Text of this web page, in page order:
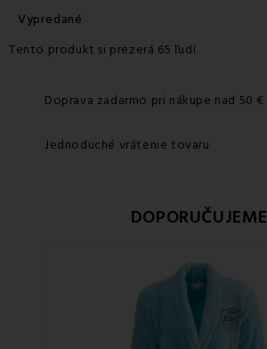
Vypredané
Tento produkt si prezerá 65 ľudí
Doprava zadarmo pri nákupe nad 50 €
Jednoduché vrátenie tovaru
DOPORUČUJEME